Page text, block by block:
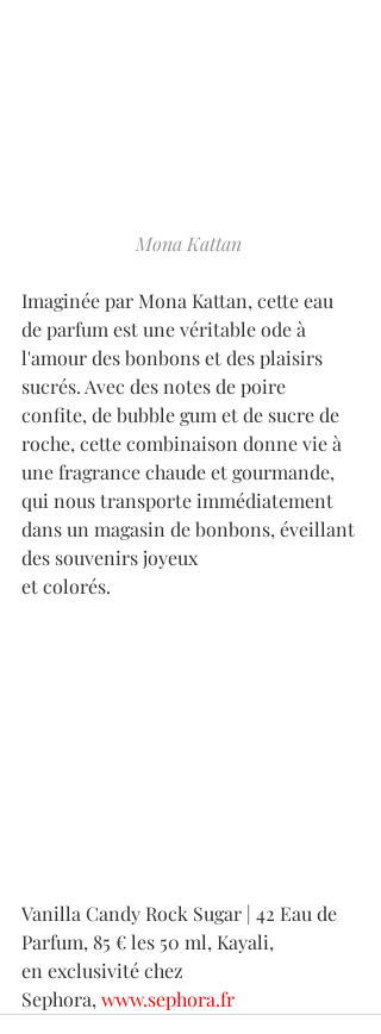
Mona Kattan
Imaginée par Mona Kattan, cette eau
de parfum est une véritable ode à
l'amour des bonbons et des plaisirs
sucrés. Avec des notes de poire
confite, de bubble gum et de sucre de
roche, cette combinaison donne vie à
une fragrance chaude et gourmande,
qui nous transporte immédiatement
dans un magasin de bonbons, éveillant
des souvenirs joyeux
et colorés.
Vanilla Candy Rock Sugar | 42 Eau de
Parfum, 85 € les 50 ml, Kayali,
en exclusivité chez
Sephora, www.sephora.fr